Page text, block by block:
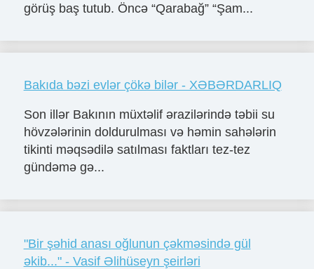
görüş baş tutub. Öncə “Qarabağ” “Şam...
Bakıda bəzi evlər çökə bilər - XƏBƏRDARLIQ
Son illər Bakının müxtəlif ərazilərində təbii su
hövzələrinin doldurulması və həmin sahələrin
tikinti məqsədilə satılması faktları tez-tez
gündəmə gə...
"Bir şəhid anası oğlunun çəkməsində gül
əkib..." - Vasif Əlihüseyn şeirləri